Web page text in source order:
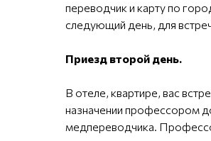
переводчик и карту по
следующий день, для
Приезд второй день.
В отеле, квартире, вас
назначении профессором
медпереводчика.